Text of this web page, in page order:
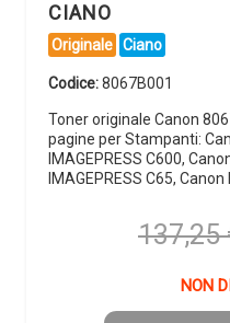
CIANO
Originale Ciano
Codice:8067B001
Toner originale Canon
pagine per Stampanti:
IMAGEPRESS C600,
IMAGEPRESS C65, Canon
137,25
NON